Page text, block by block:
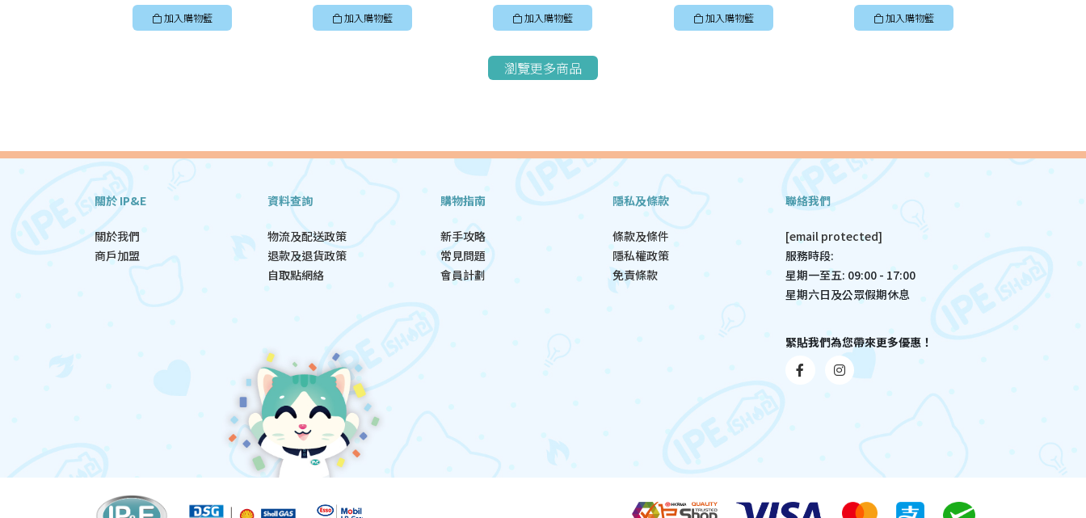
加入購物籃 加入購物籃 加入購物籃 加入購物籃 加入購物籃
瀏覽更多商品
關於 IP&E
關於我們
商戶加盟
資料查詢
物流及配送政策
退款及退貨政策
自取點網絡
購物指南
新手攻略
常見問題
會員計劃
隱私及條款
條款及條件
隱私權政策
免責條款
聯絡我們
[email protected]
服務時段:
星期一至五: 09:00 - 17:00
星期六日及公眾假期休息
緊貼我們為您帶來更多優惠！